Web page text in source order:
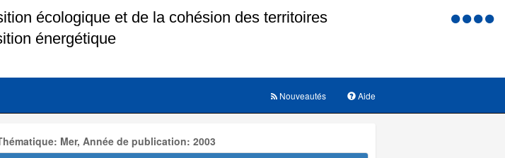
Menu
Aide
Nouveautés
Mer, Année de publication: 2003